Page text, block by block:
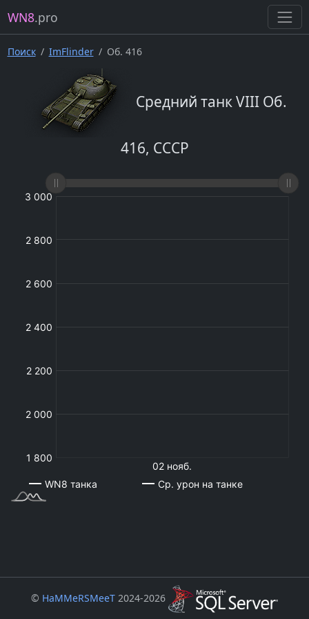
WN8.pro
Поиск ImFlinder Об. 416
Средний танк VIII Об.
416, СССР
© HaMMeRSMeeT 2024-2026